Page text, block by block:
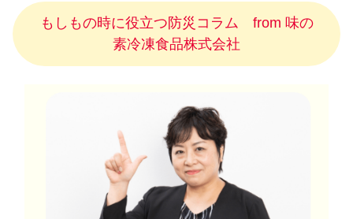
もしもの時に役立つ防災コラム from 味の
素冷凍食品株式会社